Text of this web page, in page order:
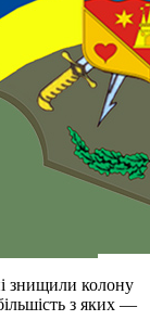
знищили колону
з яких —